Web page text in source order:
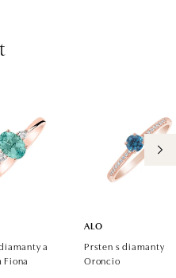
Bratislava
Bratislava
670
a
ALO
Prsten s diamanty
Oroncio